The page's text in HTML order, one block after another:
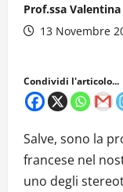
Prof.ssa
13 Novembre
Condividi l'articolo...
Salve, sono la
francese nel
uno degli